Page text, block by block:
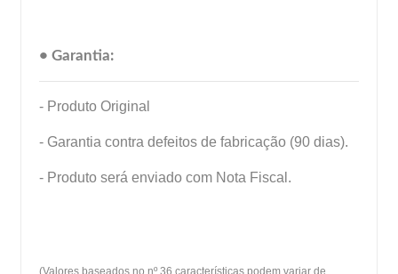
• Garantia:
- Produto Original
- Garantia contra defeitos de fabricação (90 dias).
- Produto será enviado com Nota Fiscal.
(Valores baseados no nº 36 características podem variar de